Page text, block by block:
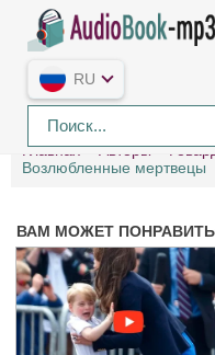
RU
Главная Авторы
Возлюбленные мертвецы